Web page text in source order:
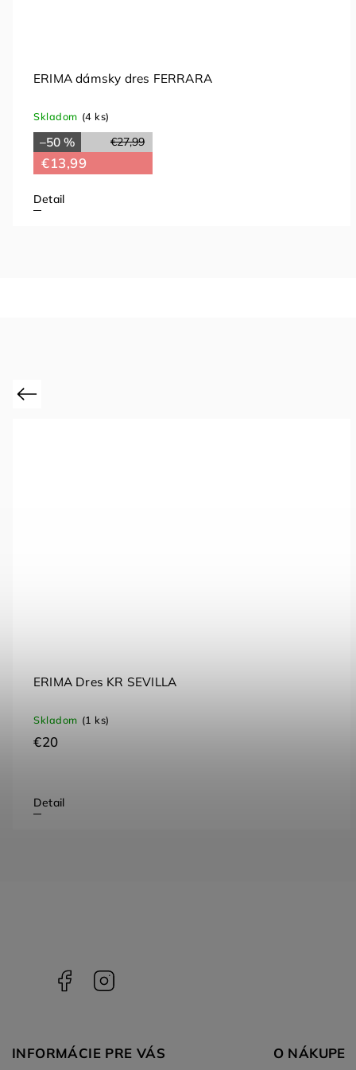
ERIMA dámsky dres FERRARA
Skladom (4 ks)
€27,99
–50 %
€13,99
Detail
Previous
ERIMA Dres KR SEVILLA
Skladom (1 ks)
€20
Detail
Facebook
INFORMÁCIE PRE VÁS O NÁKUPE